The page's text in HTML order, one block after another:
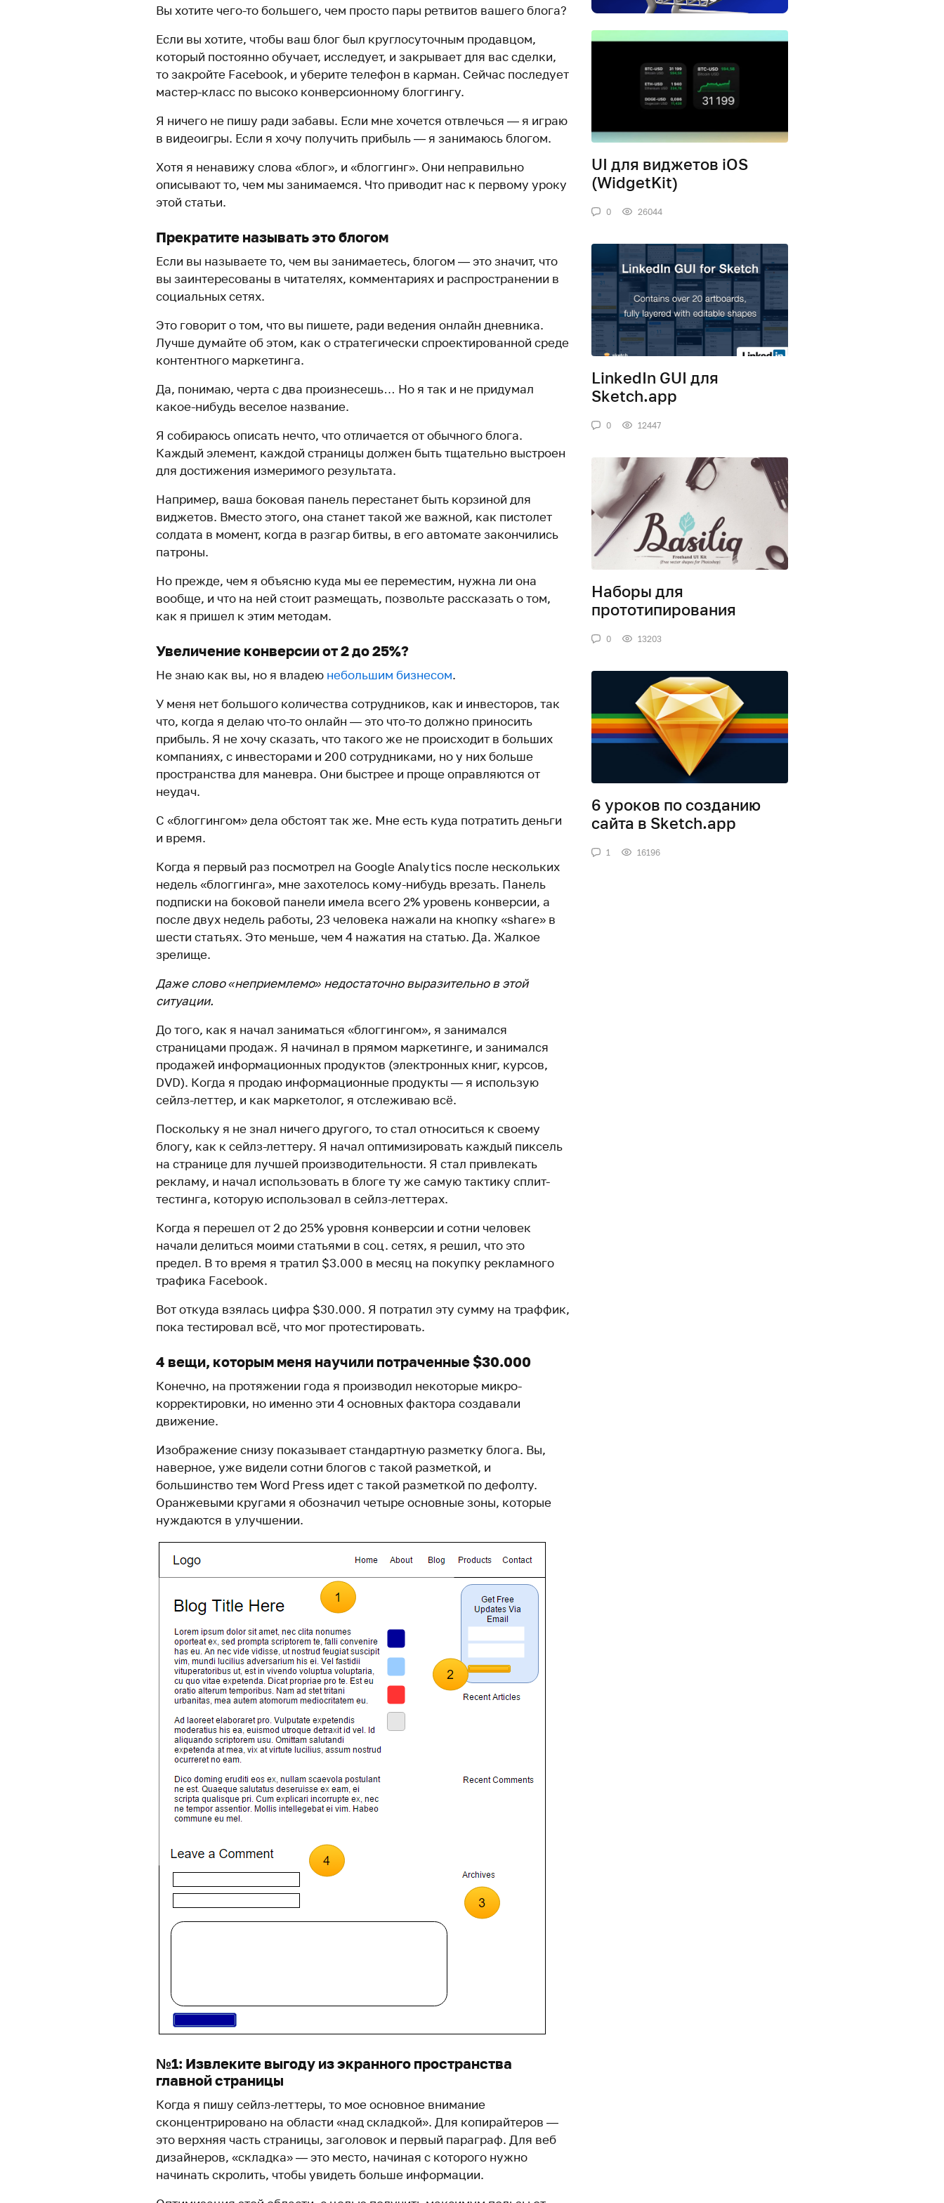
Вы хотите чего-то большего, чем просто пары ретвитов вашего блога?
Если вы хотите, чтобы ваш блог был круглосуточным продавцом,
который постоянно обучает, исследует, и закрывает для вас сделки,
то закройте Facebook, и уберите телефон в карман. Сейчас последует
мастер-класс по высоко конверсионному блоггингу.
Я ничего не пишу ради забавы. Если мне хочется отвлечься — я играю
в видеоигры. Если я хочу получить прибыль — я занимаюсь блогом.
Хотя я ненавижу слова «блог», и «блоггинг». Они неправильно
описывают то, чем мы занимаемся. Что приводит нас к первому уроку
этой статьи.
Прекратите называть это блогом
Если вы называете то, чем вы занимаетесь, блогом — это значит, что
вы заинтересованы в читателях, комментариях и распространении в
социальных сетях.
Это говорит о том, что вы пишете, ради ведения онлайн дневника.
Лучше думайте об этом, как о стратегически спроектированной среде
контентного маркетинга.
Да, понимаю, черта с два произнесешь… Но я так и не придумал
какое-нибудь веселое название.
Я собираюсь описать нечто, что отличается от обычного блога.
Каждый элемент, каждой страницы должен быть тщательно выстроен
для достижения измеримого результата.
Например, ваша боковая панель перестанет быть корзиной для
виджетов. Вместо этого, она станет такой же важной, как пистолет
солдата в момент, когда в разгар битвы, в его автомате закончились
патроны.
Но прежде, чем я объясню куда мы ее переместим, нужна ли она
вообще, и что на ней стоит размещать, позвольте рассказать о том,
как я пришел к этим методам.
Увеличение конверсии от 2 до 25%?
Не знаю как вы, но я владею небольшим бизнесом.
У меня нет большого количества сотрудников, как и инвесторов, так
что, когда я делаю что-то онлайн — это что-то должно приносить
прибыль. Я не хочу сказать, что такого же не происходит в больших
компаниях, с инвесторами и 200 сотрудниками, но у них больше
пространства для маневра. Они быстрее и проще оправляются от
неудач.
С «блоггингом» дела обстоят так же. Мне есть куда потратить деньги
и время.
Когда я первый раз посмотрел на Google Analytics после нескольких
недель «блоггинга», мне захотелось кому-нибудь врезать. Панель
подписки на боковой панели имела всего 2% уровень конверсии, а
после двух недель работы, 23 человека нажали на кнопку «share» в
шести статьях. Это меньше, чем 4 нажатия на статью. Да. Жалкое
зрелище.
Даже слово «неприемлемо» недостаточно выразительно в этой
ситуации.
До того, как я начал заниматься «блоггингом», я занимался
страницами продаж. Я начинал в прямом маркетинге, и занимался
продажей информационных продуктов (электронных книг, курсов,
DVD). Когда я продаю информационные продукты — я использую
сейлз-леттер, и как маркетолог, я отслеживаю всё.
Поскольку я не знал ничего другого, то стал относиться к своему
блогу, как к сейлз-леттеру. Я начал оптимизировать каждый пиксель
на странице для лучшей производительности. Я стал привлекать
рекламу, и начал использовать в блоге ту же самую тактику сплит-
тестинга, которую использовал в сейлз-леттерах.
Когда я перешел от 2 до 25% уровня конверсии и сотни человек
начали делиться моими статьями в соц. сетях, я решил, что это
предел. В то время я тратил $3.000 в месяц на покупку рекламного
трафика Facebook.
Вот откуда взялась цифра $30.000. Я потратил эту сумму на траффик,
пока тестировал всё, что мог протестировать.
4 вещи, которым меня научили потраченные $30.000
Конечно, на протяжении года я производил некоторые микро-
корректировки, но именно эти 4 основных фактора создавали
движение.
Изображение снизу показывает стандартную разметку блога. Вы,
наверное, уже видели сотни блогов с такой разметкой, и
большинство тем Word Press идет с такой разметкой по дефолту.
Оранжевыми кругами я обозначил четыре основные зоны, которые
нуждаются в улучшении.
№1: Извлеките выгоду из экранного пространства
главной страницы
Когда я пишу сейлз-леттеры, то мое основное внимание
сконцентрировано на области «над складкой». Для копирайтеров —
это верхняя часть страницы, заголовок и первый параграф. Для веб
дизайнеров, «складка» — это место, начиная с которого нужно
начинать скролить, чтобы увидеть больше информации.
UI для виджетов iOS
(WidgetKit)
0 26044
LinkedIn GUI для
Sketch.app
0 12447
Наборы для
прототипирования
0 13203
6 уроков по созданию
сайта в Sketch.app
1 16196